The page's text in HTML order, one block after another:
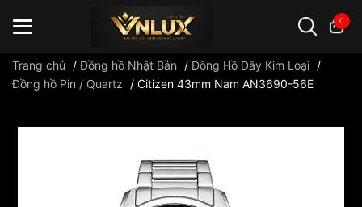
0
Trang chủ /Đồng hồ Nhật Bản /Đông Hồ Dây Kim Loại /
Đồng hồ Pin / Quartz
/ Citizen 43mm Nam AN3690-56E